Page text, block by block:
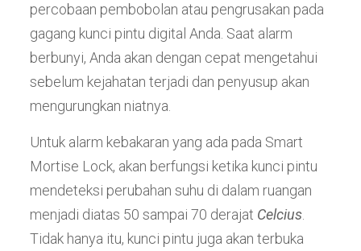
percobaan pembobolan atau pengrusakan pada
gagang kunci pintu digital Anda. Saat alarm
berbunyi, Anda akan dengan cepat mengetahui
sebelum kejahatan terjadi dan penyusup akan
mengurungkan niatnya.
Untuk alarm kebakaran yang ada pada Smart
Mortise Lock, akan berfungsi ketika kunci pintu
mendeteksi perubahan suhu di dalam ruangan
menjadi diatas 50 sampai 70 derajat Celcius.
Tidak hanya itu, kunci pintu juga akan terbuka